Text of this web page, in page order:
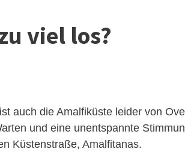
viel los?
auch die Amalfiküste leider von
und eine unentspannte
Küstenstraße, Amalfitanas.